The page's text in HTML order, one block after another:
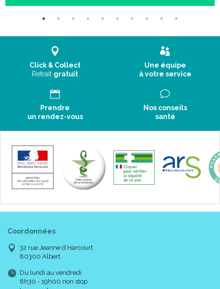
› Bretelles ajustables grâce à de larges bandes auto-agrippantes
› Coutures à l’ extérieur pour ne pas marquer la peau et
améliorer le confort
› Coloris : blanc ou noir
Click & Collect
Retrait gratuit
Une équipe
à votre service
Prendre
un rendez-vous
Nos conseils
santé
Coordonnées
32 rue Jeanne d’Harcourt
80300 Albert
Du lundi au vendredi
8h30 - 19h00 non stop